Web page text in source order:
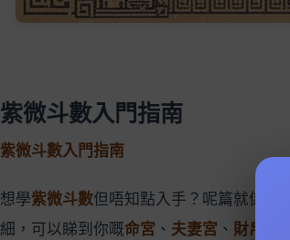
紫微斗數入門指南
紫微斗數入門指南
想學紫微斗數但唔知點入手？呢篇就係你嘅
細，可以睇到你嘅命宮 、 夫妻宮 、 財帛宮